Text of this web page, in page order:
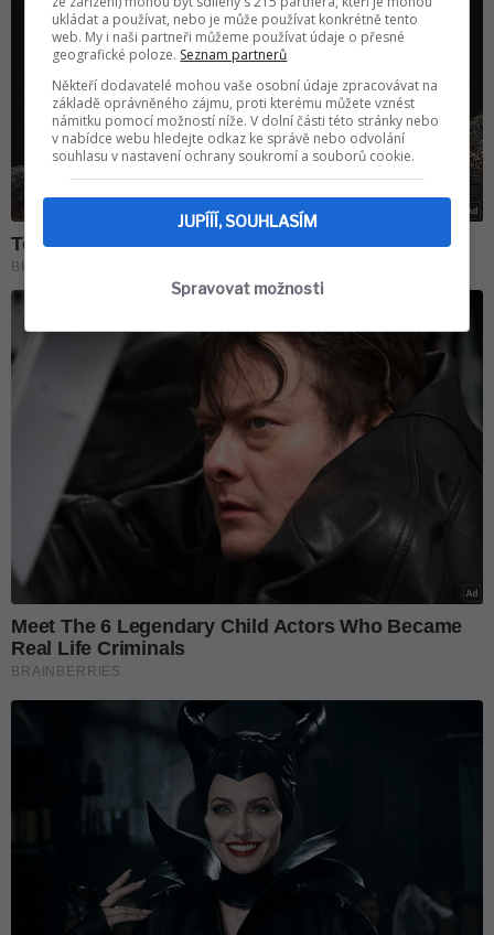
ukládat a používat, nebo je může používat konkrétně tento
web. My i naši partneři můžeme používat údaje o přesné
geografické poloze. Seznam partnerů
Někteří dodavatelé mohou vaše osobní údaje zpracovávat na
základě oprávněného zájmu, proti kterému můžete vznést
námitku pomocí možností níže. V dolní části této stránky nebo
v nabídce webu hledejte odkaz ke správě nebo odvolání
souhlasu v nastavení ochrany soukromí a souborů cookie.
JUPÍÍÍ, SOUHLASÍM
Spravovat možnosti